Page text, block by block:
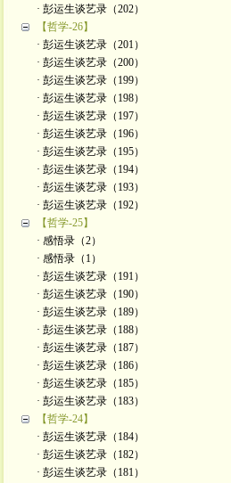
· 彭运生谈艺录（202）
【哲学-26】
· 彭运生谈艺录（201）
· 彭运生谈艺录（200）
· 彭运生谈艺录（199）
· 彭运生谈艺录（198）
· 彭运生谈艺录（197）
· 彭运生谈艺录（196）
· 彭运生谈艺录（195）
· 彭运生谈艺录（194）
· 彭运生谈艺录（193）
· 彭运生谈艺录（192）
【哲学-25】
· 感悟录（2）
· 感悟录（1）
· 彭运生谈艺录（191）
· 彭运生谈艺录（190）
· 彭运生谈艺录（189）
· 彭运生谈艺录（188）
· 彭运生谈艺录（187）
· 彭运生谈艺录（186）
· 彭运生谈艺录（185）
· 彭运生谈艺录（183）
【哲学-24】
· 彭运生谈艺录（184）
· 彭运生谈艺录（182）
· 彭运生谈艺录（181）